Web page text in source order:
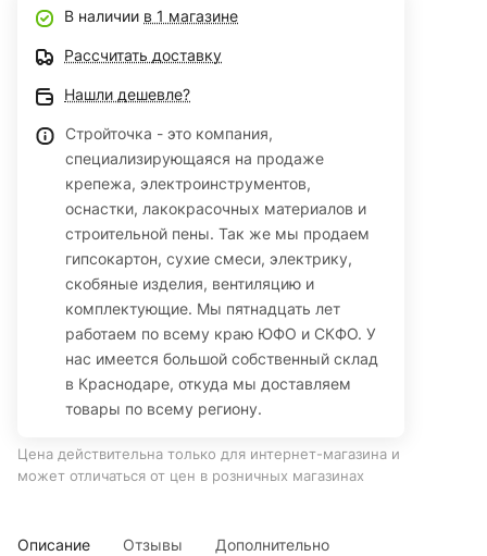
В наличии в 1 магазине
Рассчитать доставку
Нашли дешевле?
Стройточка - это компания,
специализирующаяся на продаже
крепежа, электроинструментов,
оснастки, лакокрасочных материалов и
строительной пены. Так же мы продаем
гипсокартон, сухие смеси, электрику,
скобяные изделия, вентиляцию и
комплектующие. Мы пятнадцать лет
работаем по всему краю ЮФО и СКФО. У
нас имеется большой собственный склад
в Краснодаре, откуда мы доставляем
товары по всему региону.
Цена действительна только для интернет-магазина и
может отличаться от цен в розничных магазинах
Описание Отзывы Дополнительно